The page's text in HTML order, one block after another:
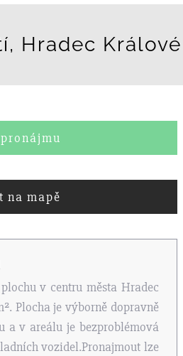
Hradec Králové
na mapě
v centru města Hradec
Plocha je výborně dopravně
a v areálu je bezproblémová
vozidel.Pronajmout lze